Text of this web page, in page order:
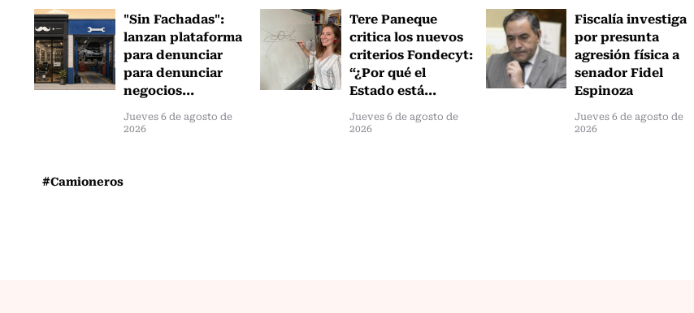
"Sin Fachadas":
lanzan plataforma
para denunciar
para denunciar
negocios...
Jueves 6 de agosto de
2026
Tere Paneque
critica los nuevos
criterios Fondecyt:
“¿Por qué el
Estado está...
Jueves 6 de agosto de
2026
Fiscalía investiga
por presunta
agresión física a
senador Fidel
Espinoza
Jueves 6 de agosto de
2026
#Camioneros